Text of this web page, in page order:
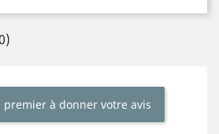
premier à donner votre avis